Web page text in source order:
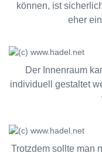
können, ist
eher
Der Innenraum
individuell gestaltet
Trotzdem sollte man